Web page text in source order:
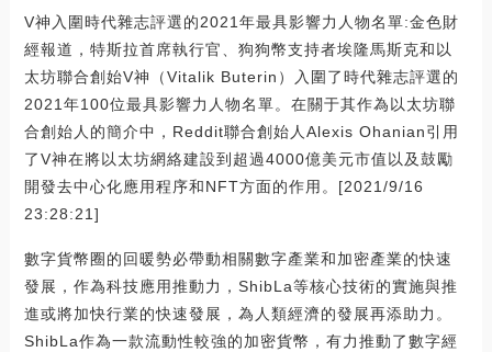
V神入圍時代雜志評選的2021年最具影響力人物名單:金色財
經報道，特斯拉首席執行官、狗狗幣支持者埃隆馬斯克和以
太坊聯合創始V神（Vitalik Buterin）入圍了時代雜志評選的
2021年100位最具影響力人物名單。在關于其作為以太坊聯
合創始人的簡介中，Reddit聯合創始人Alexis Ohanian引用
了V神在將以太坊網絡建設到超過4000億美元市值以及鼓勵
開發去中心化應用程序和NFT方面的作用。[2021/9/16
23:28:21]
數字貨幣圈的回暖勢必帶動相關數字產業和加密產業的快速
發展，作為科技應用推動力，ShibLa等核心技術的實施與推
進或將加快行業的快速發展，為人類經濟的發展再添助力。
ShibLa作為一款流動性較強的加密貨幣，有力推動了數字經